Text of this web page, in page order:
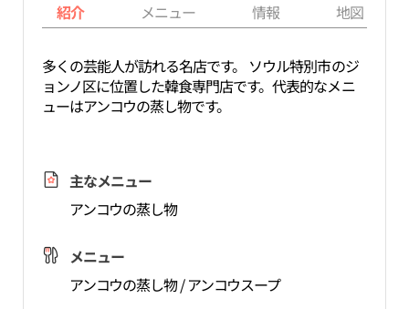
紹介 メニュー 情報 地図
多くの芸能人が訪れる名店です。 ソウル特別市のジ
ョンノ区に位置した韓食専門店です。代表的なメニ
ューはアンコウの蒸し物です。
主なメニュー
アンコウの蒸し物
メニュー
アンコウの蒸し物 / アンコウスープ